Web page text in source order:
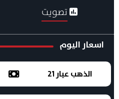
تصويت
اسعار اليوم
الذهب عيار 21